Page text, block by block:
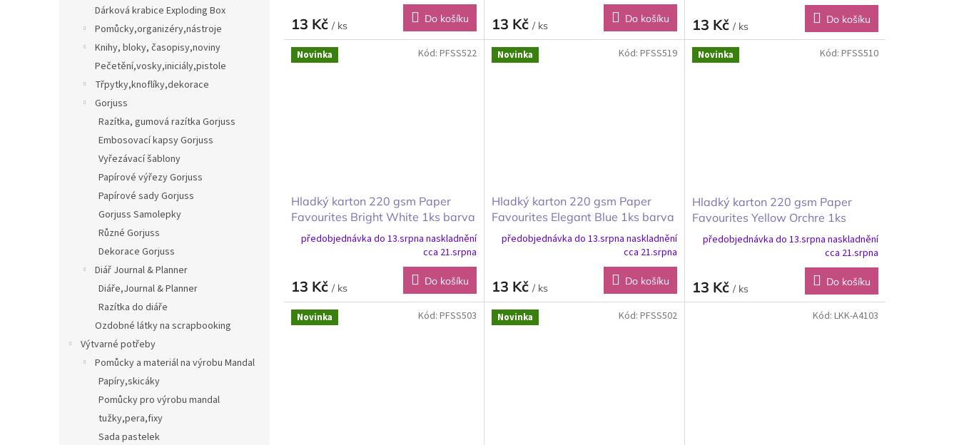
Dárková krabice Exploding Box
Pomůcky,organizéry,nástroje
Knihy, bloky, časopisy,noviny
Pečetění,vosky,iniciály,pistole
Třpytky,knoflíky,dekorace
Gorjuss
Razítka, gumová razítka Gorjuss
Embosovací kapsy Gorjuss
Vyřezávací šablony
Papírové výřezy Gorjuss
Papírové sady Gorjuss
Gorjuss Samolepky
Různé Gorjuss
Dekorace Gorjuss
Diář Journal & Planner
Diáře,Journal & Planner
Razítka do diáře
Ozdobné látky na scrapbooking
Výtvarné potřeby
Pomůcky a materiál na výrobu Mandal
Papíry,skicáky
Pomůcky pro výrobu mandal
tužky,pera,fixy
Sada pastelek
13 Kč / ks
Do košíku 13 Kč / ks
Do košíku 13 Kč / ks
Do košíku
Novinka
Hladký karton 220 gsm Paper
Favourites Bright White 1ks barva
zářivě bílá 30x30cm
předobjednávka do 13.srpna naskladnění
cca 21.srpna
13 Kč / ks
Do košíku
Kód: PFSS522 Novinka
Hladký karton 220 gsm Paper
Favourites Elegant Blue 1ks barva
elegantní modrá 30x30cm
předobjednávka do 13.srpna naskladnění
cca 21.srpna
13 Kč / ks
Do košíku
Kód: PFSS519 Novinka
Hladký karton 220 gsm Paper
Favourites Yellow Orchre 1ks
barva okrová 30x30cm
předobjednávka do 13.srpna naskladnění
cca 21.srpna
13 Kč / ks
Do košíku
Kód: PFSS510
Novinka Kód: PFSS503 Novinka Kód: PFSS502 Kód: LKK-A4103